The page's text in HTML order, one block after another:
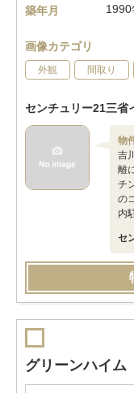
築年月
1990
画像カテゴリ
外観 間取り
センチュリー21三省
物
吉
離
チ
の
内
セ
グリーンハイム